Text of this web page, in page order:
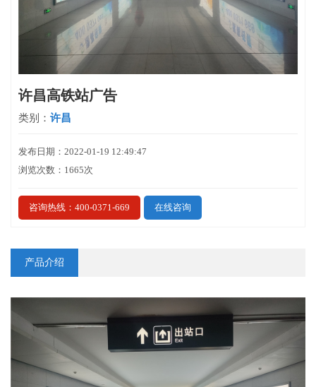
许昌高铁站广告
类别： 许昌
发布日期：2022-01-19 12:49:47
浏览次数：1665次
咨询热线：400-0371-669 在线咨询
产品介绍